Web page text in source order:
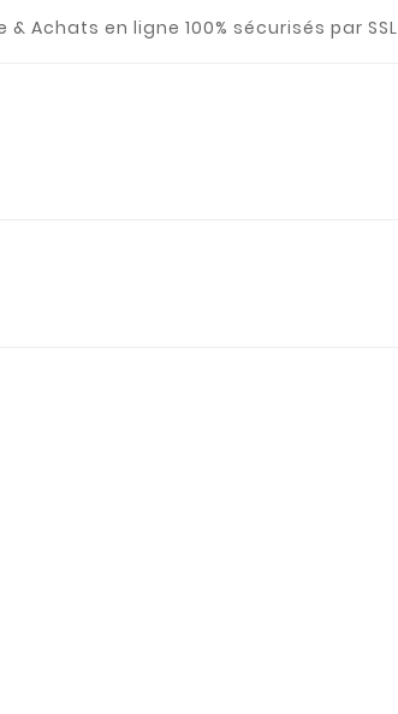
& Achats en ligne 100% sécurisés par SSL